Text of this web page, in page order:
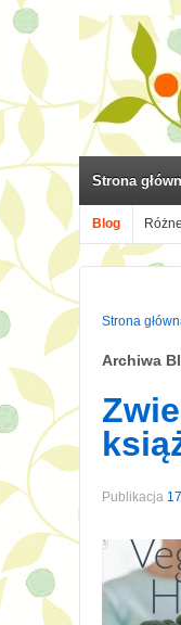
Strona
Blog
Strona
Archiwa
Publikacja